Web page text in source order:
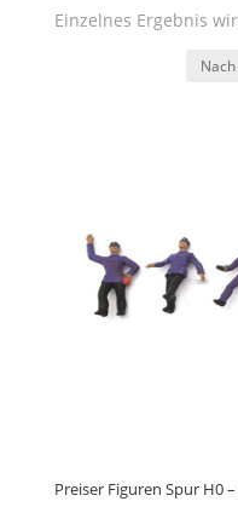
Einzelnes Ergebnis
Preiser Figuren Spur H0